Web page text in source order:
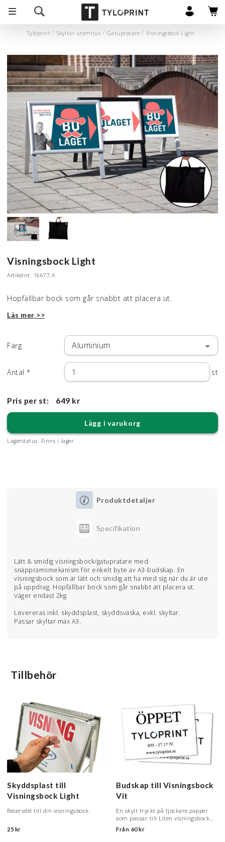
Tylöprint Skyltar utomhus Gatupratare Visningsbock Light
Visningsbock Light
Artikelnr. 16677.A
Hopfällbar bock som går snabbt att placera ut.
Läs mer >>
Färg
Antal * st
Pris per st: 649 kr
Lägg i varukorg
Lagerstatus: Finns i lager
Produktdetaljer
Specifikation
Lätt & smidig visningsbock/gatupratare med
snäppramsmekanism för enkelt byte av A3-budskap. En
visningsbock som är lätt och smidig att ha med sig när du är ute
på uppdrag. Hopfällbar bock som går snabbt att placera ut.
Väger endast 2kg.
Levereras inkl. skyddsplast, skyddsväska, exkl. skyltar.
Passar skyltar max A3.
Tillbehör
Skyddsplast till
Visningsbock Light
Reservdel till din visningsbock.
25 kr
Budskap till Visningsbock
Vit
En skylt tryckt på tjockare papper
som passar till Liten visningsbock
och Visningsbock light.
Från 60 kr